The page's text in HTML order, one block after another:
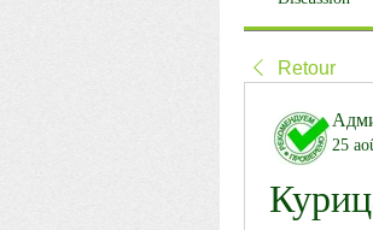
Retour
25